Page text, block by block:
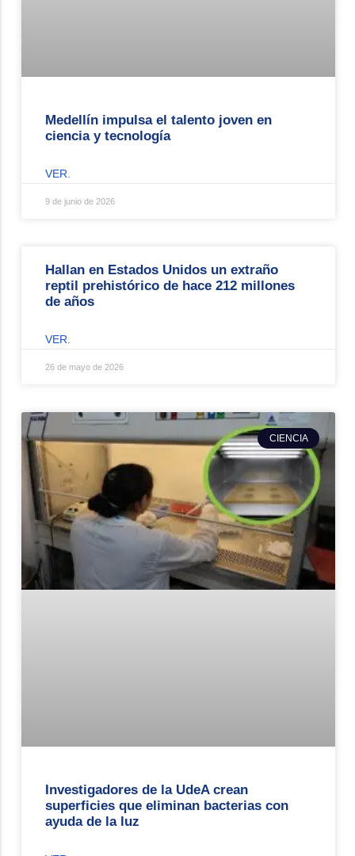
Medellín impulsa el talento joven en
ciencia y tecnología
VER.
9 de junio de 2026
Hallan en Estados Unidos un extraño
reptil prehistórico de hace 212 millones
de años
VER.
26 de mayo de 2026
CIENCIA
Investigadores de la UdeA crean
superficies que eliminan bacterias con
ayuda de la luz